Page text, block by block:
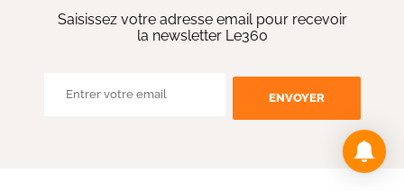
Saisissez votre adresse email pour recevoir
la newsletter Le360
ENVOYER